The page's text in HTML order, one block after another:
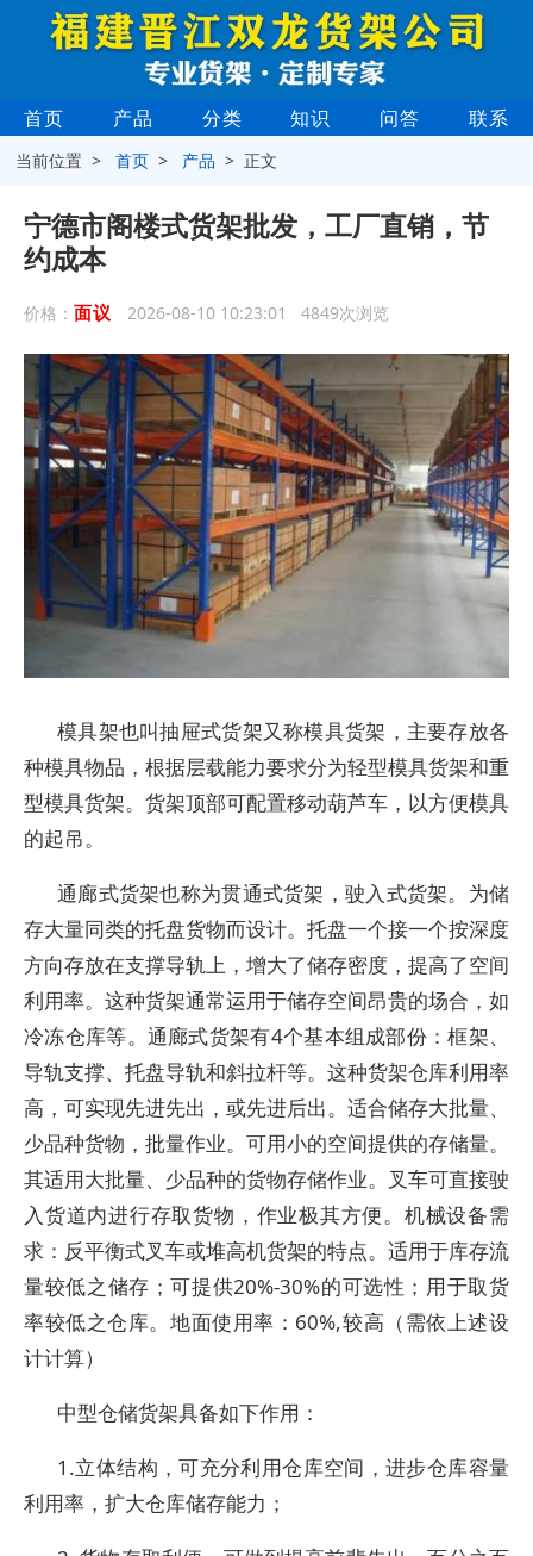
首页 产品 分类 知识 问答 联系
当前位置 >首页 > 产品 > 正文
宁德市阁楼式货架批发，工厂直销，节
约成本
价格： 面议 2026-08-10 10:23:01 4849次浏览
模具架也叫抽屉式货架又称模具货架，主要存放各
种模具物品，根据层载能力要求分为轻型模具货架和重
型模具货架。货架顶部可配置移动葫芦车，以方便模具
的起吊。
通廊式货架也称为贯通式货架，驶入式货架。为储
存大量同类的托盘货物而设计。托盘一个接一个按深度
方向存放在支撑导轨上，增大了储存密度，提高了空间
利用率。这种货架通常运用于储存空间昂贵的场合，如
冷冻仓库等。通廊式货架有4个基本组成部份：框架、
导轨支撑、托盘导轨和斜拉杆等。这种货架仓库利用率
高，可实现先进先出，或先进后出。适合储存大批量、
少品种货物，批量作业。可用小的空间提供的存储量。
其适用大批量、少品种的货物存储作业。叉车可直接驶
入货道内进行存取货物，作业极其方便。机械设备需
求：反平衡式叉车或堆高机货架的特点。适用于库存流
量较低之储存；可提供20%-30%的可选性；用于取货
率较低之仓库。地面使用率：60%,较高（需依上述设
计计算）
中型仓储货架具备如下作用：
1.立体结构，可充分利用仓库空间，进步仓库容量
利用率，扩大仓库储存能力；